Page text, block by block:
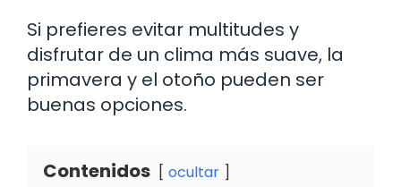
Si prefieres evitar multitudes y
disfrutar de un clima más suave, la
primavera y el otoño pueden ser
buenas opciones.
Contenidos ocultar